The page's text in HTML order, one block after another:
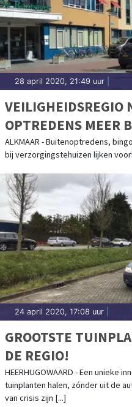
28 april 2020, 21:49 uur
VEILIGHEIDSREGIO
OPTREDENS MEER
ALKMAAR - Buitenoptredens,
bij verzorgingstehuizen lijken
24 april 2020, 17:08 uur
GROOTSTE
DE REGIO!
HEERHUGOWAARD - Een unieke
tuinplanten halen, zónder uit de
van crisis zijn [...]